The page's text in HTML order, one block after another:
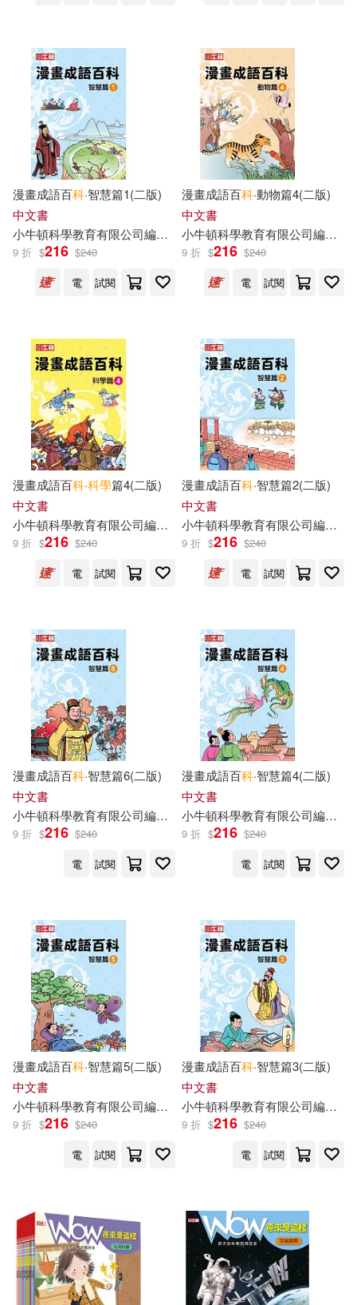
漫畫成語百科·智慧篇1(二版)
中文書
小牛頓科學教育有限公司編輯 團隊
9 折 $216 $240
電
試閱
漫畫成語百科·動物篇4(二版)
中文書
小牛頓科學教育有限公司編輯
9 折 $216 $240
電
試閱
漫畫成語百科·科學篇4(二版)
中文書
小牛頓科學教育有限公司編輯 團隊
9 折 $216 $240
電
試閱
漫畫成語百科·智慧篇2(二版)
中文書
小牛頓科學教育有限公司編輯
9 折 $216 $240
電
試閱
漫畫成語百科·智慧篇6(二版)
中文書
小牛頓科學教育有限公司編輯 團隊
9 折 $216 $240
電
試閱
漫畫成語百科·智慧篇4(二版)
中文書
小牛頓科學教育有限公司編輯
9 折 $216 $240
電
試閱
漫畫成語百科·智慧篇5(二版)
中文書
小牛頓科學教育有限公司編輯 團隊
9 折 $216 $240
電
試閱
漫畫成語百科·智慧篇3(二版)
中文書
小牛頓科學教育有限公司編輯
9 折 $216 $240
電
試閱